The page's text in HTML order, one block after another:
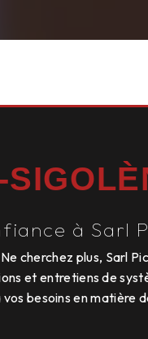
à Sarl
cherchez plus, Sarl
et entretiens de
besoins en matière